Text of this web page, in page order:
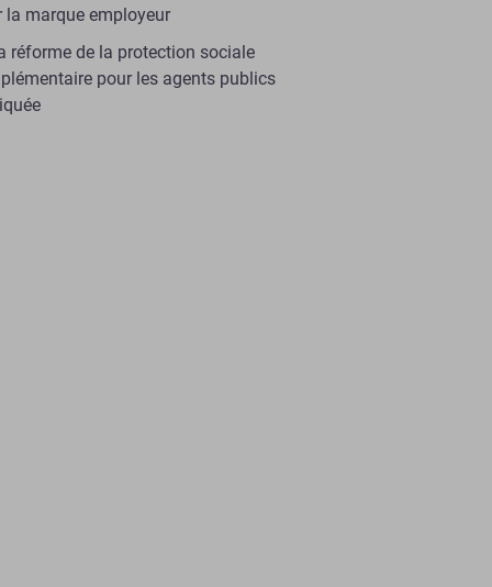
la marque employeur
réforme de la protection sociale
pour les agents publics